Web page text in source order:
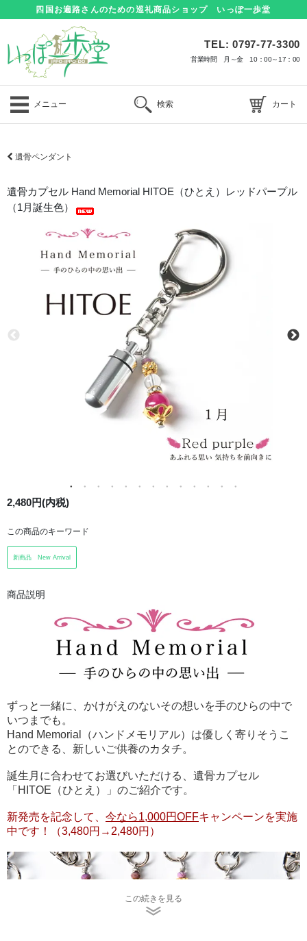
四国お遍路さんのための巡礼商品ショップ いっぽ一歩堂
TEL: 0797-77-3300
営業時間 月～金 10：00～17：00
メニュー 検索 カート
遺骨ペンダント
遺骨カプセル Hand Memorial HITOE（ひとえ）レッドパープル
（1月誕生色）
2,480円(内税)
この商品のキーワード
新商品 New Arrival
商品説明
ずっと一緒に、かけがえのないその想いを手のひらの中で
いつまでも。
Hand Memorial（ハンドメモリアル）は優しく寄りそうこ
とのできる、新しいご供養のカタチ。
誕生月に合わせてお選びいただける、遺骨カプセル
「HITOE（ひとえ）」のご紹介です。
新発売を記念して、 今なら1,000円OFFキャンペーンを実施
中です！（3,480円→2,480円）
この続きを見る